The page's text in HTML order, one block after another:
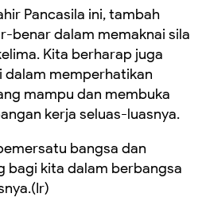
Pancasila ini, tambah
benar dalam memaknai sila
Kita berharap juga
memperhatikan
mampu dan membuka
kerja seluas-luasnya.
bangsa dan
bagi kita dalam berbangsa